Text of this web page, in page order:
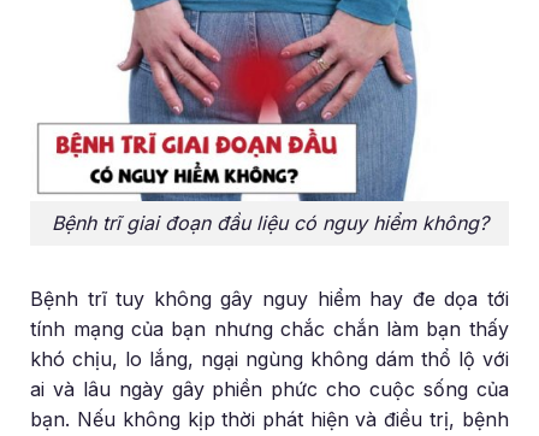
Bệnh trĩ giai đoạn đầu liệu có nguy hiểm không?
Bệnh trĩ tuy không gây nguy hiểm hay đe dọa tới
tính mạng của bạn nhưng chắc chắn làm bạn thấy
khó chịu, lo lắng, ngại ngùng không dám thổ lộ với
ai và lâu ngày gây phiền phức cho cuộc sống của
bạn. Nếu không kịp thời phát hiện và điều trị, bệnh